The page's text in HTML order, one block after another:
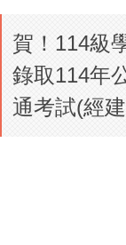
賀！114級
錄取114年
通考試(經